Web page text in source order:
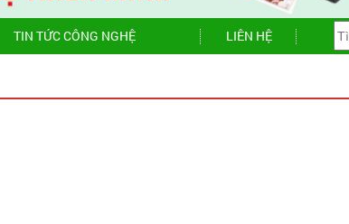
TIN TỨC CÔNG NGHỆ LIÊN HỆ